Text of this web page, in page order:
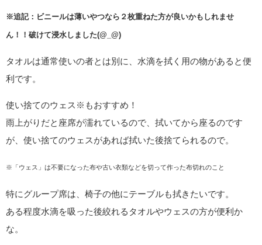
※追記：ビニールは薄いやつなら２枚重ねた方が良いかもしれませ
ん！！破けて浸水しました(@_@)
タオルは通常使いの者とは別に、水滴を拭く用の物があると便
利です。
使い捨てのウェス※もおすすめ！
雨上がりだと座席が濡れているので、拭いてから座るのです
が、使い捨てのウェスがあれば拭いた後捨てられるので。
※「ウェス」は不要になった布や古い衣類などを切って作った布切れのこと
特にグループ席は、椅子の他にテーブルも拭きたいです。
ある程度水滴を吸った後絞れるタオルやウェスの方が便利か
な。